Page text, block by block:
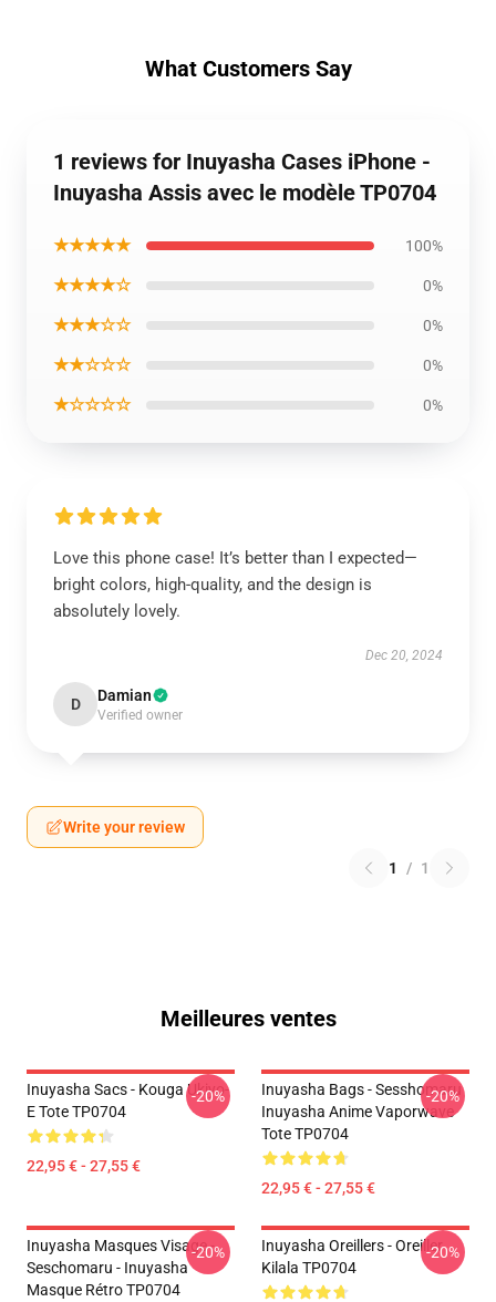
What Customers Say
1 reviews for Inuyasha Cases iPhone -
Inuyasha Assis avec le modèle TP0704
★★★★★ 100%
★★★★☆ 0%
★★★☆☆ 0%
★★☆☆☆ 0%
★☆☆☆☆ 0%
Love this phone case! It’s better than I expected—
bright colors, high-quality, and the design is
absolutely lovely.
Dec 20, 2024
D Damian
Verified owner
Write your review
1 / 1
Meilleures ventes
Inuyasha Sacs - Kouga Ukiyo-
E Tote TP0704
22,95 € - 27,55 €
-20%
Inuyasha Bags - Sesshomaru
Inuyasha Anime Vaporwave
Tote TP0704
22,95 € - 27,55 €
-20%
Inuyasha Masques Visage -
Seschomaru - Inuyasha
Masque Rétro TP0704
-20%
Inuyasha Oreillers - Oreiller
Kilala TP0704
-20%